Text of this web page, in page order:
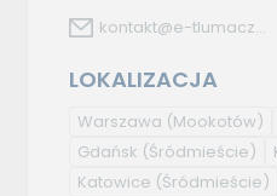
kontakt@e-tlumacz...
LOKALIZACJA
Warszawa (Mookotów)
Gdańsk (Śródmieście)
Katowice (Śródmieście)